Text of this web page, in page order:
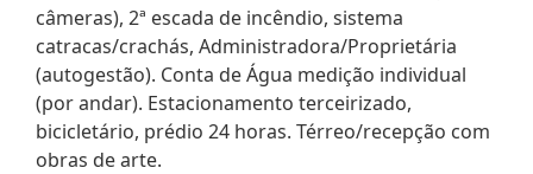
câmeras), 2ª escada de incêndio, sistema
catracas/crachás, Administradora/Proprietária
(autogestão). Conta de Água medição individual
(por andar). Estacionamento terceirizado,
bicicletário, prédio 24 horas. Térreo/recepção com
obras de arte.